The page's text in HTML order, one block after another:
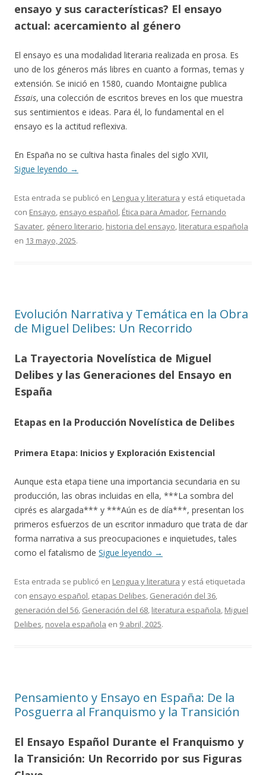
ensayo y sus características? El ensayo
actual: acercamiento al género
El ensayo es una modalidad literaria realizada en prosa. Es
uno de los géneros más libres en cuanto a formas, temas y
extensión. Se inició en 1580, cuando Montaigne publica
Essais, una colección de escritos breves en los que muestra
sus sentimientos e ideas. Para él, lo fundamental en el
ensayo es la actitud reflexiva.
En España no se cultiva hasta finales del siglo XVII,
Sigue leyendo →
Esta entrada se publicó en Lengua y literatura y está etiquetada
con Ensayo, ensayo español, Ética para Amador, Fernando
Savater, género literario, historia del ensayo, literatura española
en 13 mayo, 2025.
Evolución Narrativa y Temática en la Obra
de Miguel Delibes: Un Recorrido
La Trayectoria Novelística de Miguel
Delibes y las Generaciones del Ensayo en
España
Etapas en la Producción Novelística de Delibes
Primera Etapa: Inicios y Exploración Existencial
Aunque esta etapa tiene una importancia secundaria en su
producción, las obras incluidas en ella, ***La sombra del
ciprés es alargada*** y ***Aún es de día***, presentan los
primeros esfuerzos de un escritor inmaduro que trata de dar
forma narrativa a sus preocupaciones e inquietudes, tales
como el fatalismo de Sigue leyendo →
Esta entrada se publicó en Lengua y literatura y está etiquetada
con ensayo español, etapas Delibes, Generación del 36,
generación del 56, Generación del 68, literatura española, Miguel
Delibes, novela española en 9 abril, 2025.
Pensamiento y Ensayo en España: De la
Posguerra al Franquismo y la Transición
El Ensayo Español Durante el Franquismo y
la Transición: Un Recorrido por sus Figuras